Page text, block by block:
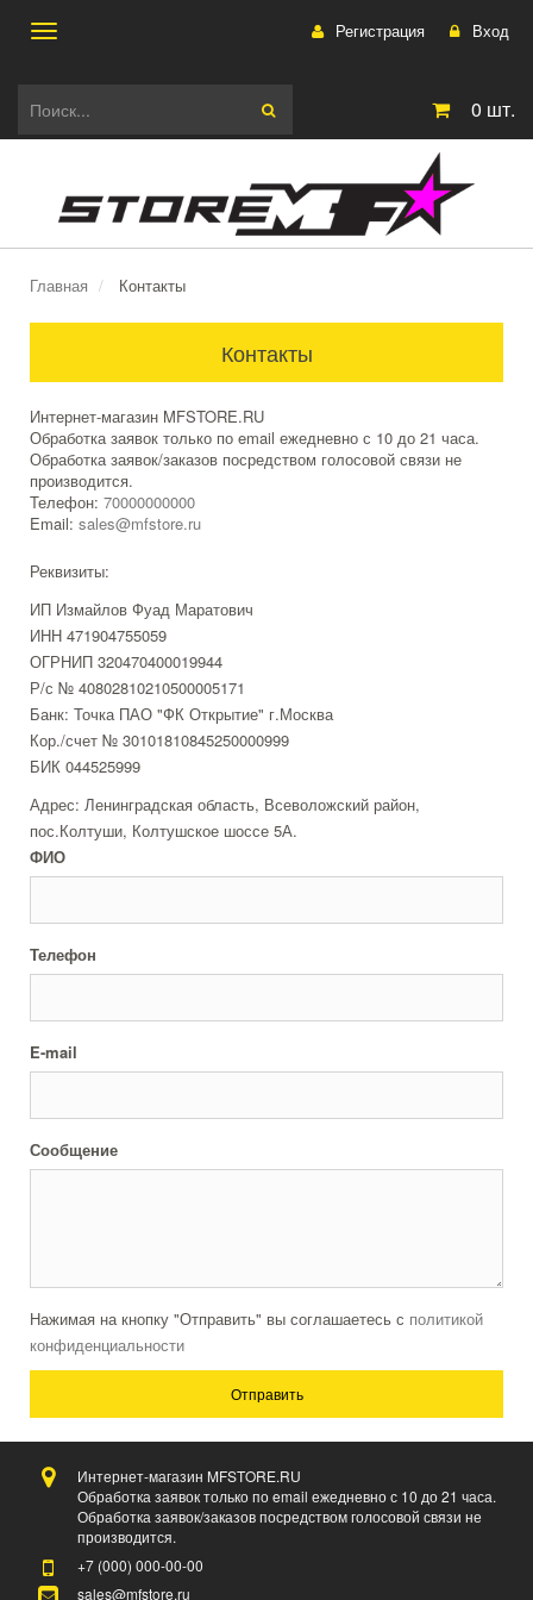
Регистрация Вход
0 шт.
Главная Контакты
Контакты
Интернет-магазин MFSTORE.RU
Обработка заявок только по email ежедневно с 10 до 21 часа.
Обработка заявок/заказов посредством голосовой связи не
производится.
Телефон: 70000000000
Email: sales@mfstore.ru
Реквизиты:
ИП Измайлов Фуад Маратович
ИНН 471904755059
ОГРНИП 320470400019944
Р/с № 40802810210500005171
Банк: Точка ПАО "ФК Открытие" г.Москва
Кор./счет № 30101810845250000999
БИК 044525999
Адрес: Ленинградская область, Всеволожский район,
пос.Колтуши, Колтушское шоссе 5А.
ФИО
Телефон
E-mail
Сообщение
Нажимая на кнопку "Отправить" вы соглашаетесь с политикой
конфиденциальности
Отправить
Интернет-магазин MFSTORE.RU
Обработка заявок только по email ежедневно с 10 до 21 часа.
Обработка заявок/заказов посредством голосовой связи не
производится.
+7 (000) 000-00-00
sales@mfstore.ru